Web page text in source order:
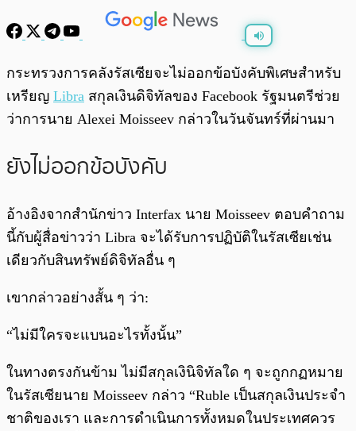
0:00 0:00
กระทรวงการคลังรัสเซียจะไม่ออกข้อบังคับพิเศษสำหรับ
เหรียญ Libra สกุลเงินดิจิทัลของ Facebook รัฐมนตรีช่วย
ว่าการนาย Alexei Moisseev กล่าวในวันจันทร์ที่ผ่านมา
ยังไม่ออกข้อบังคับ
อ้างอิงจากสำนักข่าว Interfax นาย Moisseev ตอบคำถาม
นี้กับผู้สื่อข่าวว่า Libra จะได้รับการปฏิบัติในรัสเซียเช่น
เดียวกับสินทรัพย์ดิจิทัลอื่น ๆ
เขากล่าวอย่างสั้น ๆ ว่า:
“ไม่มีใครจะแบนอะไรทั้งนั้น”
ในทางตรงกันข้าม ไม่มีสกุลเงินิจิทัลใด ๆ จะถูกกฏหมาย
ในรัสเซียนาย Moisseev กล่าว “Ruble เป็นสกุลเงินประจำ
ชาติของเรา และการดำเนินการทั้งหมดในประเทศควร